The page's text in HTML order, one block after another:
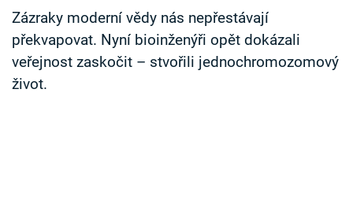
Sledujte nás
Zázraky moderní vědy nás nepřestávají
překvapovat. Nyní bioinženýři opět dokázali
veřejnost zaskočit – stvořili jednochromozomový
život.